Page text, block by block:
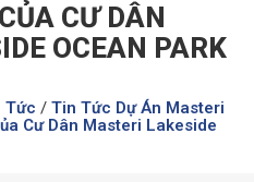
CƯ DÂN
OCEAN PARK
Tức / Tin Tức Dự Án Masteri
Cư Dân Masteri Lakeside